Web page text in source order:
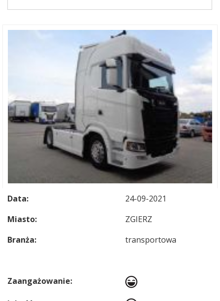
Data:
24-09-2021
Miasto:
ZGIERZ
Branża:
transportowa
Zaangażowanie: